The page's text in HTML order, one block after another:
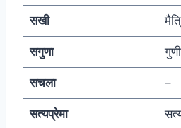
सखी
सगुणा गुणी
सचला –
सत्यप्रेमा